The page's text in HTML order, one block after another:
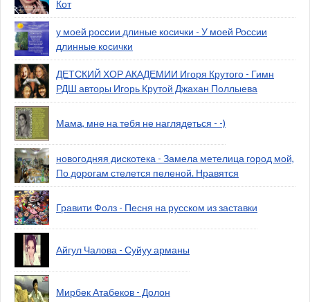
Кот
у моей россии длиные косички - У моей России
длинные косички
ДЕТСКИЙ ХОР АКАДЕМИИ Игоря Крутого - Гимн
РДШ авторы Игорь Крутой Джахан Поллыева
Мама, мне на тебя не наглядеться - -)
новогодняя дискотека - Замела метелица город мой,
По дорогам стелется пеленой. Нравятся
Гравити Фолз - Песня на русском из заставки
Айгул Чалова - Суйуу арманы
Мирбек Атабеков - Долон